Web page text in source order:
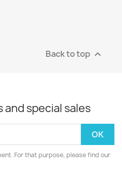
Back to top 
special sales
For that purpose, please find our